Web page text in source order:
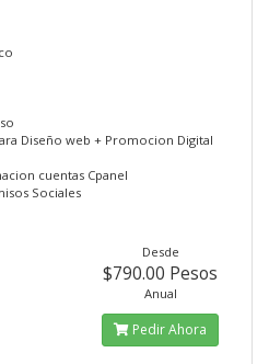
Diseño web + Promocion Digital
cuentas Cpanel
Sociales
Desde
$790.00 Pesos
Anual
Pedir Ahora